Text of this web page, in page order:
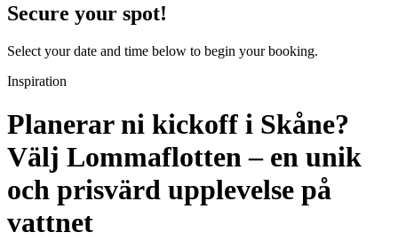
Secure your spot!
Select your date and time below to begin your booking.
Inspiration
Planerar ni kickoff i Skåne?
Välj Lommaflotten – en unik
och prisvärd upplevelse på
vattnet